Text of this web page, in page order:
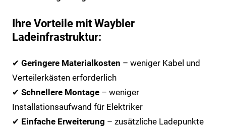
Ihre Vorteile mit Waybler
Ladeinfrastruktur:
✔ Geringere Materialkosten – weniger Kabel und
Verteilerkästen erforderlich
✔ Schnellere Montage– weniger
Installationsaufwand für Elektriker
✔ Einfache Erweiterung – zusätzliche Ladepunkte